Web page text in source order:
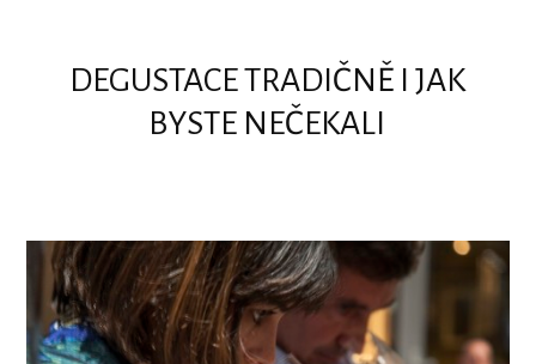
DEGUSTACE TRADIČNĚ I JAK
BYSTE NEČEKALI